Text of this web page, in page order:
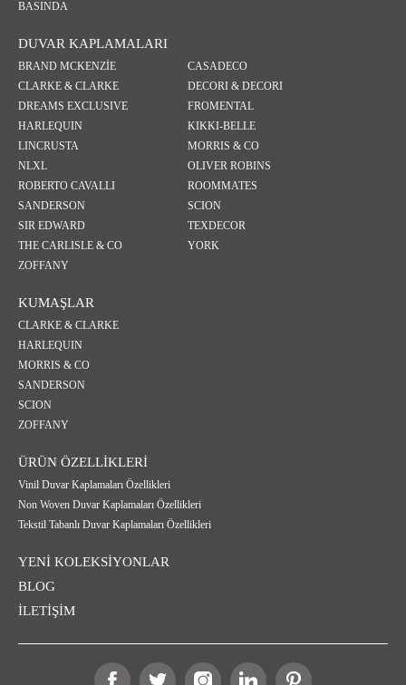
BASINDA
DUVAR KAPLAMALARI
BRAND MCKENZİE
CASADECO
CLARKE & CLARKE
DECORI & DECORI
DREAMS EXCLUSIVE
FROMENTAL
HARLEQUIN
KIKKI-BELLE
LINCRUSTA
MORRIS & CO
NLXL
OLIVER ROBINS
ROBERTO CAVALLI
ROOMMATES
SANDERSON
SCION
SIR EDWARD
TEXDECOR
THE CARLISLE & CO
YORK
ZOFFANY
KUMAŞLAR
CLARKE & CLARKE
HARLEQUIN
MORRIS & CO
SANDERSON
SCION
ZOFFANY
ÜRÜN ÖZELLİKLERİ
Vinil Duvar Kaplamaları Özellikleri
Non Woven Duvar Kaplamaları Özellikleri
Tekstil Tabanlı Duvar Kaplamaları Özellikleri
YENİ KOLEKSİYONLAR
BLOG
İLETİŞİM